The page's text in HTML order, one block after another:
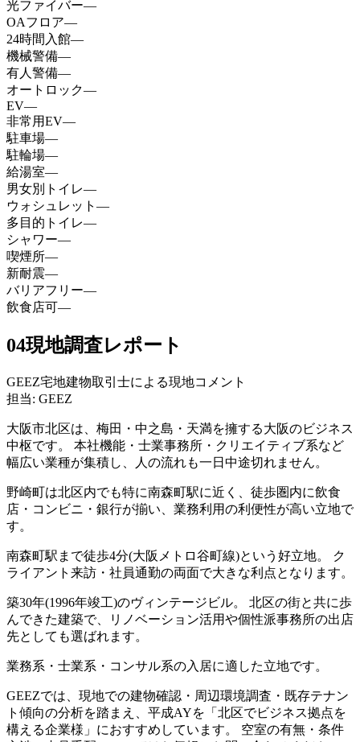
光ファイバー—
OAフロア—
24時間入館—
機械警備—
有人警備—
オートロック—
EV—
非常用EV—
駐車場—
駐輪場—
給湯室—
男女別トイレ—
ウォシュレット —
多目的トイレ—
シャワー—
喫煙所—
新耐震—
バリアフリー—
飲食店可—
04現地調査レポート
GEEZ宅地建物取引士による現地コメント
担当: GEEZ
大阪市北区は、梅田・中之島・天満を擁する大阪のビジネス
中枢です。 本社機能・士業事務所・クリエイティブ系など
幅広い業種が集積し、人の流れも一日中途切れません。
野崎町は北区内でも特に南森町駅に近く、徒歩圏内に飲食
店・コンビニ・銀行が揃い、業務利用の利便性が高い立地で
す。
南森町駅まで徒歩4分(大阪メトロ谷町線)という好立地。 ク
ライアント来訪・社員通勤の両面で大きな利点となります。
築30年(1996年竣工)のヴィンテージビル。 北区の街と共に歩
んできた建築で、リノベーション活用や個性派事務所の出店
先としても選ばれます。
業務系・士業系・コンサル系の入居に適した立地です。
GEEZでは、現地での建物確認・周辺環境調査・既存テナン
ト傾向の分析を踏まえ、平成AYを「北区でビジネス拠点を
構える企業様」におすすめしています。 空室の有無・条件